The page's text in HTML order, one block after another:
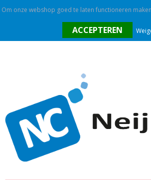
Promotietextiel
Tassen
Alle categorieën
Custom made
Om onze webshop goed te laten functioneren